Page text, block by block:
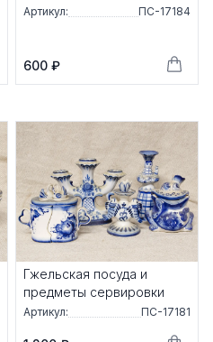
Артикул: ПС-17184
600 ₽
Гжельская посуда и
предметы сервировки
Артикул: ПС-17181